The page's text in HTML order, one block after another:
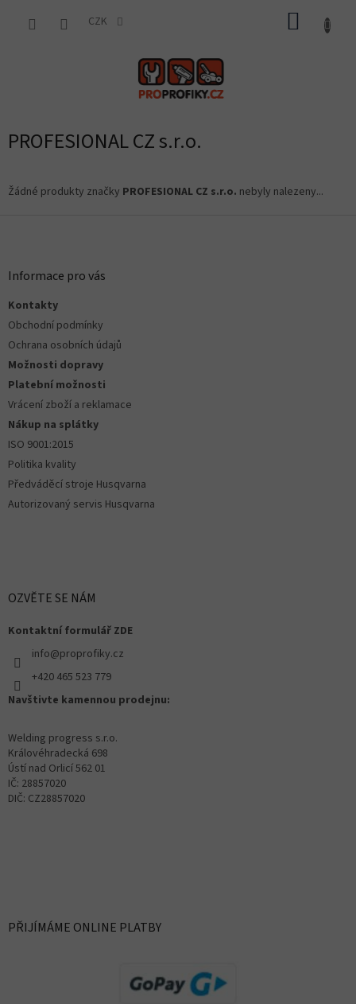
CZK
PROFESIONAL CZ s.r.o.
Žádné produkty značky PROFESIONAL CZ s.r.o. nebyly nalezeny...
Informace pro vás
Kontakty
Obchodní podmínky
Ochrana osobních údajů
Možnosti dopravy
Platební možnosti
Vrácení zboží a reklamace
Nákup na splátky
ISO 9001:2015
Politika kvality
Předváděcí stroje Husqvarna
Autorizovaný servis Husqvarna
OZVĚTE SE NÁM
Kontaktní formulář ZDE
info@proprofiky.cz
+420 465 523 779
Navštivte kamennou prodejnu:
Welding progress s.r.o.
Královéhradecká 698
Ústí nad Orlicí 562 01
IČ: 28857020
DIČ: CZ28857020
PŘIJÍMÁME ONLINE PLATBY